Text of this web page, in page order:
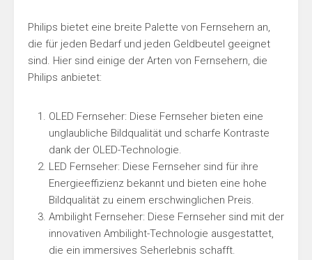
Philips bietet eine breite Palette von Fernsehern an,
die für jeden Bedarf und jeden Geldbeutel geeignet
sind. Hier sind einige der Arten von Fernsehern, die
Philips anbietet:
OLED Fernseher: Diese Fernseher bieten eine
unglaubliche Bildqualität und scharfe Kontraste
dank der OLED-Technologie.
LED Fernseher: Diese Fernseher sind für ihre
Energieeffizienz bekannt und bieten eine hohe
Bildqualität zu einem erschwinglichen Preis.
Ambilight Fernseher: Diese Fernseher sind mit der
innovativen Ambilight-Technologie ausgestattet,
die ein immersives Seherlebnis schafft.